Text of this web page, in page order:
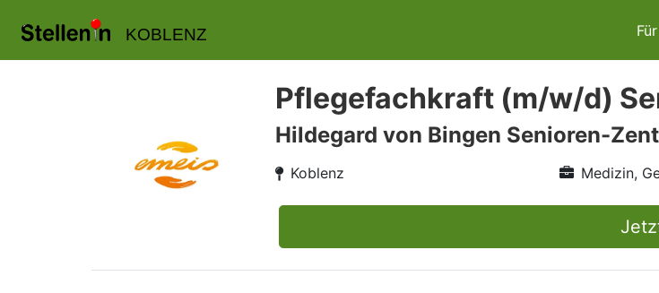
KOBLENZ
Pflegefachkraft (m/w/d)
Hildegard von Bingen Senioren-
Koblenz Medizin,